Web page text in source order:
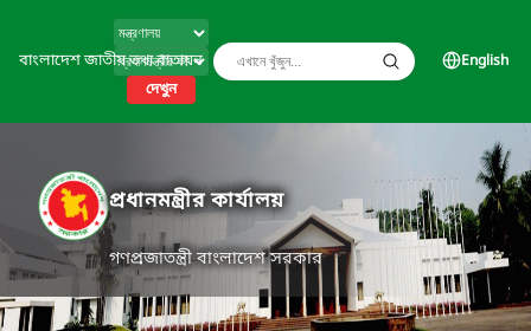
বাংলাদেশ জাতীয় তথ্য বাতায়ন
দেখুন
English
প্রধানমন্ত্রীর কার্যালয়
গণপ্রজাতন্ত্রী বাংলাদেশ সরকার